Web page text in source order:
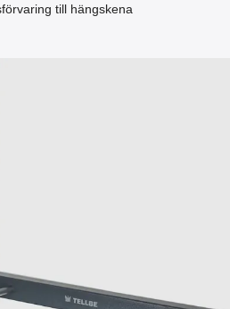
till hängskena